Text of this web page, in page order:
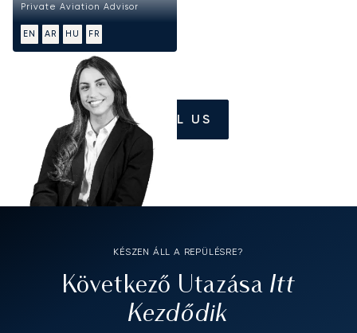
Private Aviation Advisor
EN AR HU FR
CALL US
KÉSZEN ÁLL A REPÜLÉSRE?
Következő Utazása Itt
Kezdődik